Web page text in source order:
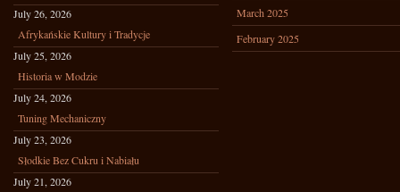
July 26, 2026
Afrykańskie Kultury i Tradycje
July 25, 2026
Historia w Modzie
July 24, 2026
Tuning Mechaniczny
July 23, 2026
Słodkie Bez Cukru i Nabiału
July 21, 2026
March 2025
February 2025